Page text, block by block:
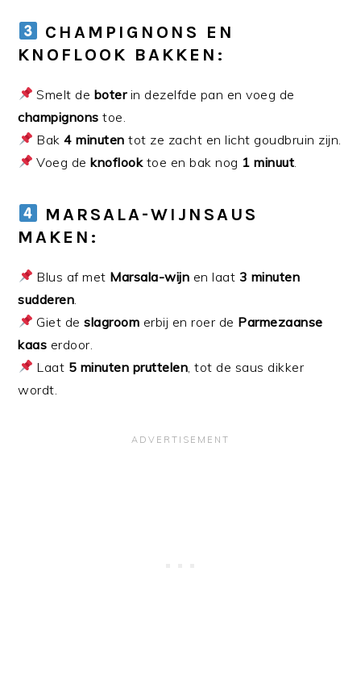
CHAMPIGNONS EN
KNOFLOOK BAKKEN:
Smelt de boterin dezelfde pan en voeg de
champignons toe.
Bak4 minuten tot ze zacht en licht goudbruin zijn.
Voeg deknoflooktoe en bak nog 1 minuut
MARSALA-WIJNSAUS
MAKEN:
Blus af met Marsala-wijn en laat 3 minuten
sudderen
Giet deslagroom erbij en roer de Parmezaanse
kaas erdoor.
Laat 5 minuten pruttelen , tot de saus dikker
wordt.